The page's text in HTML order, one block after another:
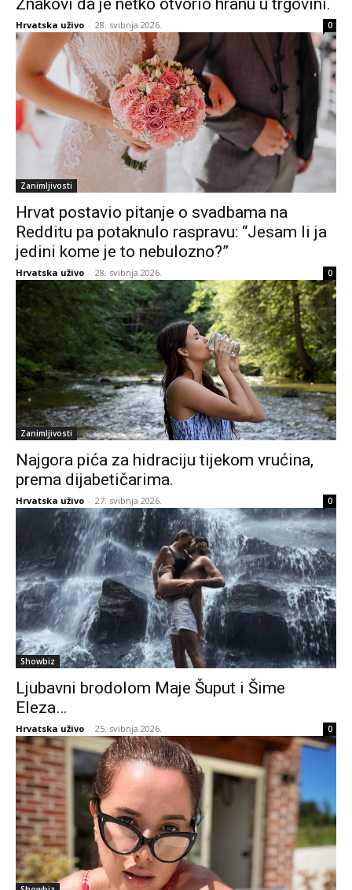
Znakovi da je netko otvorio hranu u trgovini.
Hrvatska uživo - 28. svibnja 2026. 0
Zanimljivosti
Hrvat postavio pitanje o svadbama na
Redditu pa potaknulo raspravu: “Jesam li ja
jedini kome je to nebulozno?”
Hrvatska uživo - 28. svibnja 2026. 0
Zanimljivosti
Najgora pića za hidraciju tijekom vrućina,
prema dijabetičarima.
Hrvatska uživo - 27. svibnja 2026. 0
Showbiz
Ljubavni brodolom Maje Šuput i Šime
Eleza…
Hrvatska uživo - 25. svibnja 2026. 0